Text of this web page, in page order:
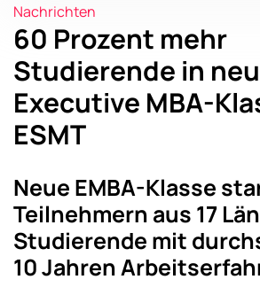
Nachrichten
60 Prozent mehr
Studierende in
Executive MBA-
ESMT
Neue EMBA-Klasse
Teilnehmern aus 17
Studierende mit
10 Jahren